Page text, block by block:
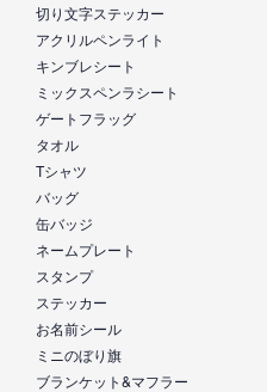
切り文字ステッカー
アクリルペンライト
キンブレシート
ミックスペンラシート
ゲートフラッグ
タオル
Tシャツ
バッグ
缶バッジ
ネームプレート
スタンプ
ステッカー
お名前シール
ミニのぼり旗
ブランケット&マフラー